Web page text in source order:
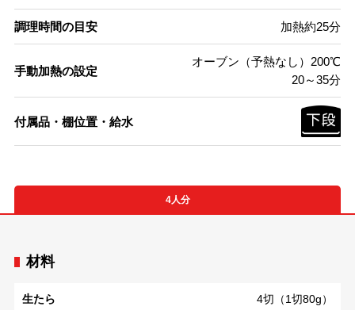
調理時間の目安 加熱約25分
手動加熱の設定
オーブン（予熱なし）200℃
20～35分
付属品・棚位置・給水
4人分
材料
生たら 4切（1切80g）